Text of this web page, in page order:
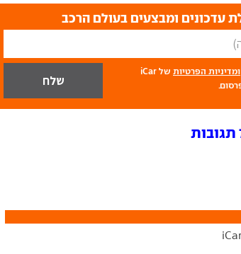
עדכונים ומבצעים בעולם הרכב
ומדיניות הפרטיות
של iCar